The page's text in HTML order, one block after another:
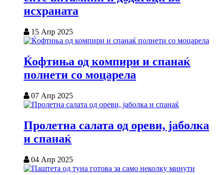
исхраната
15 Апр 2025
Ќофтиња од компири и спанаќ
полнети со моцарела
07 Апр 2025
Пролетна салата од ореви, јаболка
и спанаќ
04 Апр 2025